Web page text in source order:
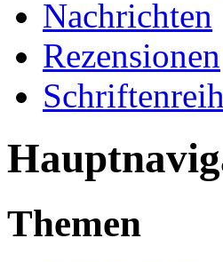
Nachrichten
Rezensionen
Themen